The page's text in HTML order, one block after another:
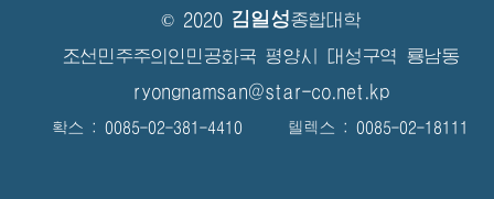
© 2020 김일성종합대학
조선민주주의인민공화국 평양시 대성구역 룡남동
ryongnamsan@star-co.net.kp
확스 : 0085-02-381-4410 텔렉스 : 0085-02-18111